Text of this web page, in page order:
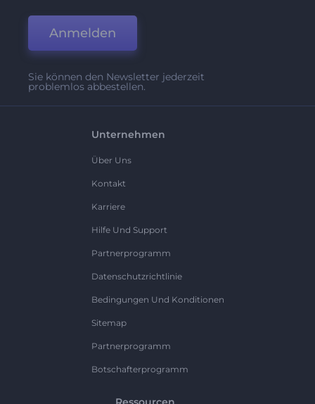
Anmelden
Sie können den Newsletter jederzeit
problemlos abbestellen.
Unternehmen
Über Uns
Kontakt
Karriere
Hilfe Und Support
Partnerprogramm
Datenschutzrichtlinie
Bedingungen Und Konditionen
Sitemap
Partnerprogramm
Botschafterprogramm